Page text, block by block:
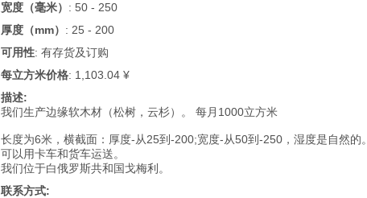
宽度（毫米） : 50 - 250
厚度（mm） : 25 - 200
可用性: 有存货及订购
每立方米价格: 1,103.04 ¥
描述:
我们生产边缘软木材（松树，云杉）。 每月1000立方米
长度为6米，横截面：厚度-从25到-200;宽度-从50到-250，湿度是自然的。
可以用卡车和货车运送。
我们位于白俄罗斯共和国戈梅利。
联系方式: